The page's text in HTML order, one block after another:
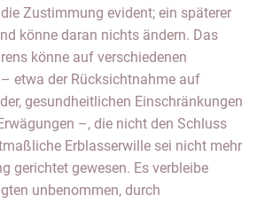
Zustimmung evident; ein späterer
könne daran nichts ändern. Das
könne auf verschiedenen
etwa der Rücksichtnahme auf
gesundheitlichen Einschränkungen
–, die nicht den Schluss
Erblasserwille sei nicht mehr
gerichtet gewesen. Es verbleibe
unbenommen, durch